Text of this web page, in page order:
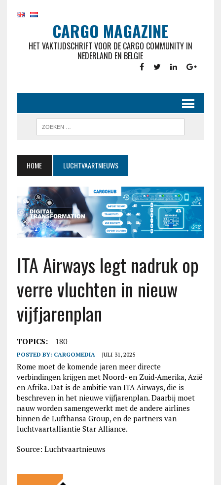
CARGO MAGAZINE
HET VAKTIJDSCHRIFT VOOR DE CARGO COMMUNITY IN
NEDERLAND EN BELGIE
HOME LUCHTVAARTNIEUWS
ITA Airways legt nadruk op
verre vluchten in nieuw
vijfjarenplan
TOPICS: 180
POSTED BY: CARGOMEDIA JULI 31, 2025
Rome moet de komende jaren meer directe
verbindingen krijgen met Noord- en Zuid-Amerika, Azië
en Afrika. Dat is de ambitie van ITA Airways, die is
beschreven in het nieuwe vijfjarenplan. Daarbij moet
nauw worden samengewerkt met de andere airlines
binnen de Lufthansa Group, en de partners van
luchtvaartalliantie Star Alliance.
Source: Luchtvaartnieuws